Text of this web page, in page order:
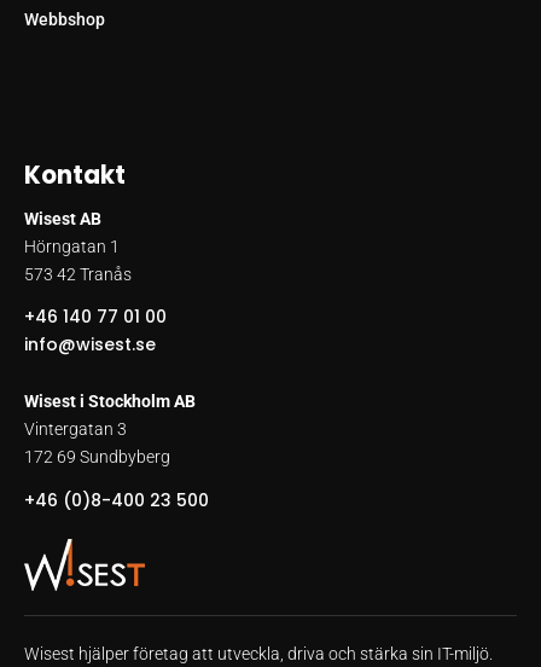
Webbshop
Kontakt
Wisest AB
Hörngatan 1
573 42 Tranås
+46 140 77 01 00
info@wisest.se
Wisest i Stockholm AB
Vintergatan 3
172 69 Sundbyberg
+46 (0)8-400 23 500
Wisest hjälper företag att utveckla, driva och stärka sin IT-miljö.